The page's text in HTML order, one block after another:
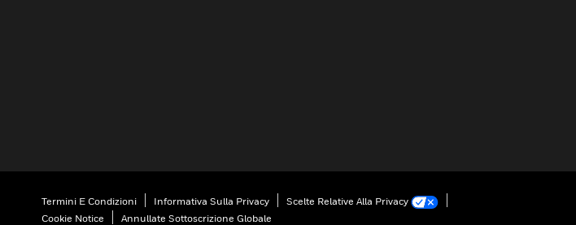
Termini E Condizioni Informativa Sulla Privacy
Scelte Relative Alla Privacy
Cookie Notice
Annullate Sottoscrizione Globale